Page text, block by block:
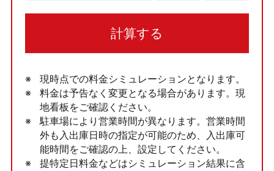
計算する
現時点での料金シミュレーションとなります。
料金は予告なく変更となる場合があります。現
地看板をご確認ください。
駐車場により営業時間が異なります。営業時間
外も入出庫日時の指定が可能のため、入出庫可
能時間をご確認の上、設定してください。
提特定日料金などはシミュレーション結果に含